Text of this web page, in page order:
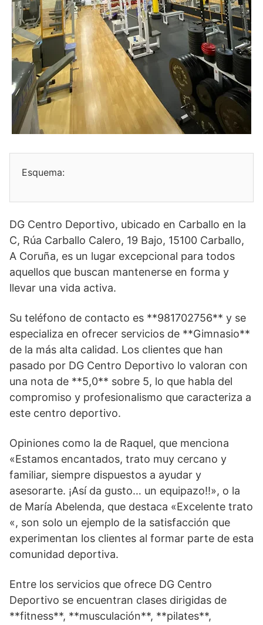
Esquema:
DG Centro Deportivo, ubicado en Carballo en la
C, Rúa Carballo Calero, 19 Bajo, 15100 Carballo,
A Coruña, es un lugar excepcional para todos
aquellos que buscan mantenerse en forma y
llevar una vida activa.
Su teléfono de contacto es **981702756** y se
especializa en ofrecer servicios de **Gimnasio**
de la más alta calidad. Los clientes que han
pasado por DG Centro Deportivo lo valoran con
una nota de **5,0** sobre 5, lo que habla del
compromiso y profesionalismo que caracteriza a
este centro deportivo.
Opiniones como la de Raquel, que menciona
«Estamos encantados, trato muy cercano y
familiar, siempre dispuestos a ayudar y
asesorarte. ¡Así da gusto… un equipazo!!», o la
de María Abelenda, que destaca «Excelente trato
«, son solo un ejemplo de la satisfacción que
experimentan los clientes al formar parte de esta
comunidad deportiva.
Entre los servicios que ofrece DG Centro
Deportivo se encuentran clases dirigidas de
**fitness**, **musculación**, **pilates**,